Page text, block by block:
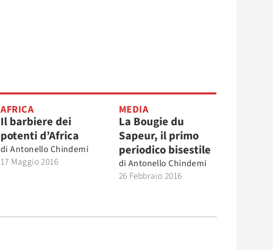
AFRICA
Il barbiere dei
potenti d’Africa
di Antonello Chindemi
17 Maggio 2016
MEDIA
La Bougie du
Sapeur, il primo
periodico bisestile
di Antonello Chindemi
26 Febbraio 2016